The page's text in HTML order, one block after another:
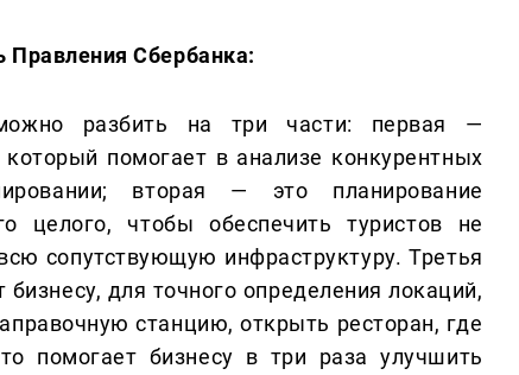
Правления Сбербанка:
разбить на три части: первая —
который помогает в анализе конкурентных
вторая — это планирование
целого, чтобы обеспечить туристов не
сопутствующую инфраструктуру. Третья
для точного определения локаций,
станцию, открыть ресторан, где
помогает бизнесу в три раза улучшить